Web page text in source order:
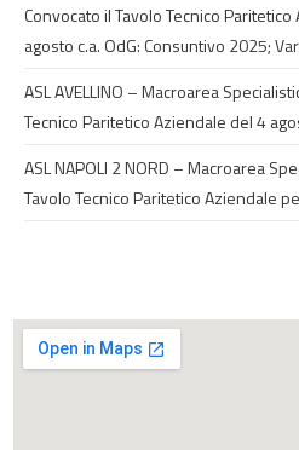
Convocato il Tavolo Tecnico
agosto c.a. OdG: Consuntivo 2025;
ASL AVELLINO – Macroarea
Tecnico Paritetico Aziendale del 4
ASL NAPOLI 2 NORD – Macroarea
Tavolo Tecnico Paritetico Aziendale